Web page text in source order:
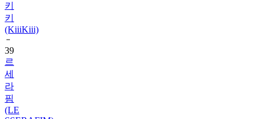
키
키
(KiiiKiii)
39
르
세
라
핌
(LE